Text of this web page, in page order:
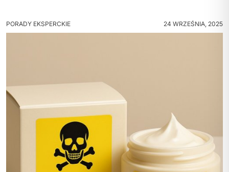
POLITYKA PRYWATNOŚCI
REGULAMIN SKLEPU
PORADY EKSPERCKIE 24 WRZEŚNIA, 2025